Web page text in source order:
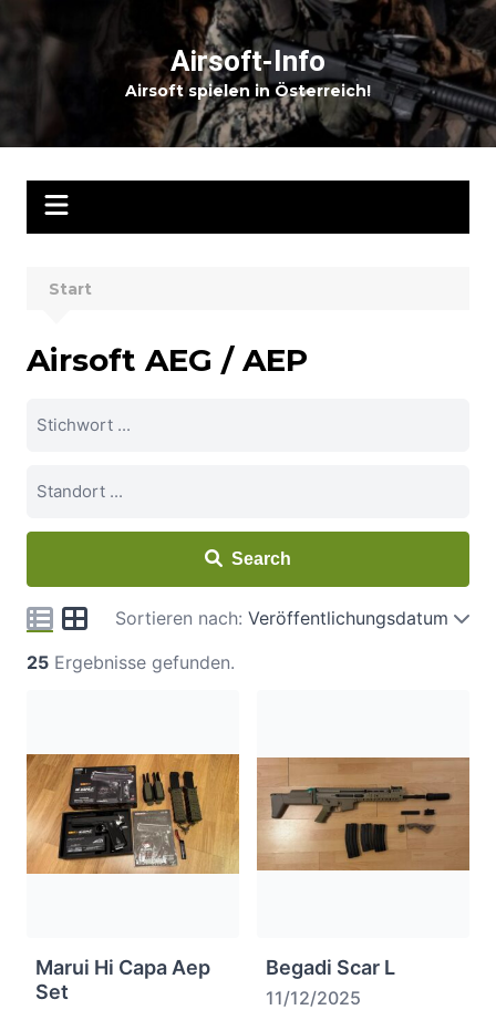
Inhalt
springen
Airsoft-Info
Airsoft spielen in Österreich!
Start
Airsoft AEG / AEP
Search
Sortieren nach: Veröffentlichungsdatum
25 Ergebnisse gefunden.
Marui Hi Capa Aep
Set
Begadi Scar L
11/12/2025